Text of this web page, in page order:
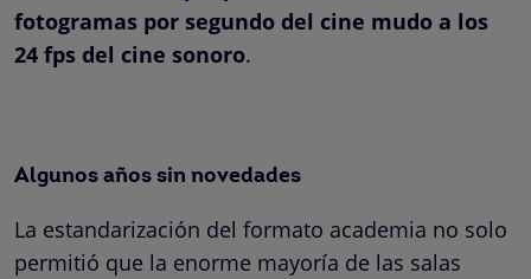
fotogramas por segundo del cine mudo a los
24 fps del cine sonoro.
Algunos años sin novedades
La estandarización del formato academia no solo
permitió que la enorme mayoría de las salas